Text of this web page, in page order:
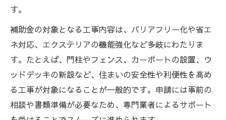
す。
補助金の対象となる工事内容は、バリアフリー化や省エ
ネ対応、エクステリアの機能強化など多岐にわたりま
す。たとえば、門柱やフェンス、カーポートの設置、ウ
ッドデッキの新設など、住まいの安全性や利便性を高め
る工事が対象になることが一般的です。申請には事前の
相談や書類準備が必要なため、専門業者によるサポート